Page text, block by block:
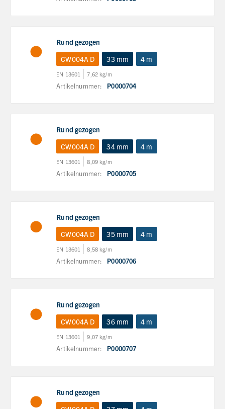
Rund gezogen
CW004A D
33 mm 4 m
EN 13601 7,62 kg/m
Artikelnummer: P0000704
Rund gezogen
CW004A D
34 mm 4 m
EN 13601 8,09 kg/m
Artikelnummer: P0000705
Rund gezogen
CW004A D
35 mm 4 m
EN 13601 8,58 kg/m
Artikelnummer: P0000706
Rund gezogen
CW004A D
36 mm 4 m
EN 13601 9,07 kg/m
Artikelnummer: P0000707
Rund gezogen